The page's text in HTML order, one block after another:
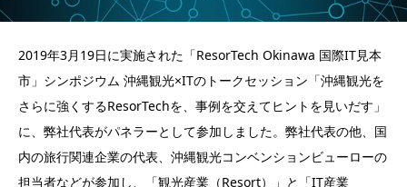
2019年3月19日に実施された「ResorTech Okinawa 国際IT見本
市」シンポジウム 沖縄観光×ITのトークセッション「沖縄観光を
さらに強くするResorTechを、事例を交えてヒントを見いだす」
に、弊社代表がパネラーとして参加しました。弊社代表の他、国
内の旅行関連企業の代表、沖縄観光コンベンションビューローの
担当者などが参加し、「観光産業（Resort）」と「IT産業